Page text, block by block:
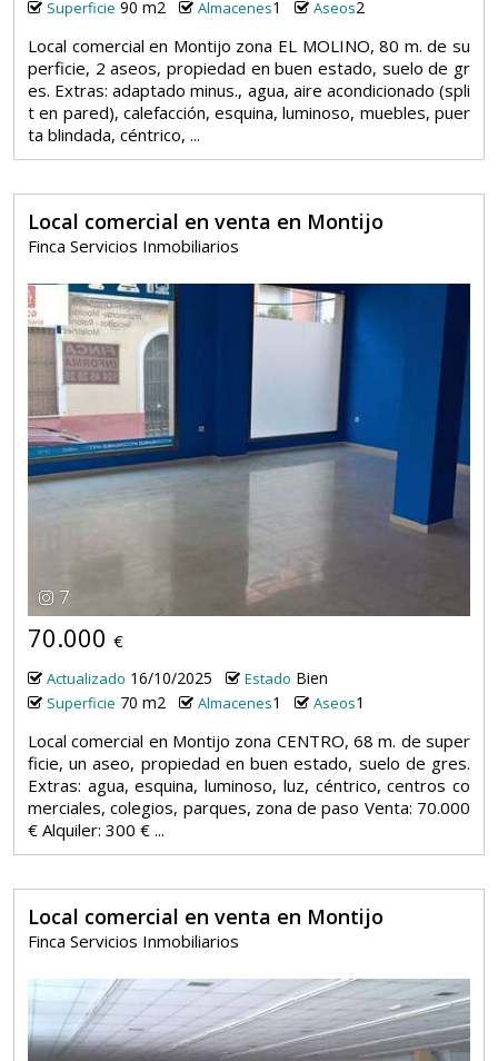
Superficie 90 m2 Almacenes1 Aseos2
Local comercial en Montijo zona EL MOLINO, 80 m. de su
perficie, 2 aseos, propiedad en buen estado, suelo de gr
es. Extras: adaptado minus., agua, aire acondicionado (spli
t en pared), calefacción, esquina, luminoso, muebles, puer
ta blindada, céntrico, ...
Local comercial en venta en Montijo
Finca Servicios Inmobiliarios
7
70.000 €
Actualizado 16/10/2025 Estado Bien
Superficie 70 m2 Almacenes1 Aseos1
Local comercial en Montijo zona CENTRO, 68 m. de super
ficie, un aseo, propiedad en buen estado, suelo de gres.
Extras: agua, esquina, luminoso, luz, céntrico, centros co
merciales, colegios, parques, zona de paso Venta: 70.000
€ Alquiler: 300 € ...
Local comercial en venta en Montijo
Finca Servicios Inmobiliarios